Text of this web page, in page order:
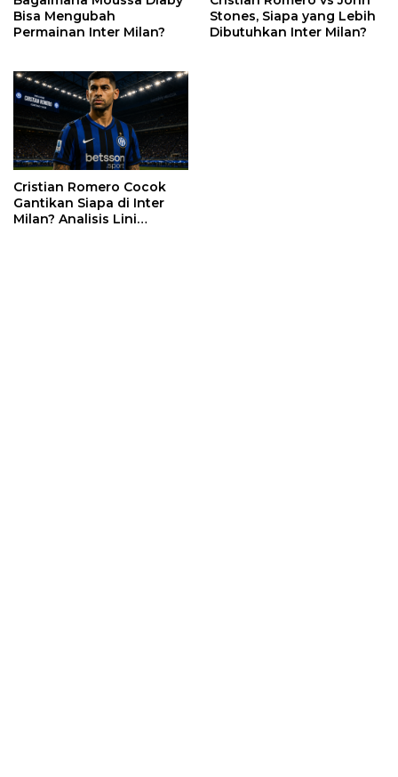
Bisa Mengubah
Permainan Inter Milan?
Stones, Siapa yang Lebih
Dibutuhkan Inter Milan?
Cristian Romero Cocok
Gantikan Siapa di Inter
Milan? Analisis Lini